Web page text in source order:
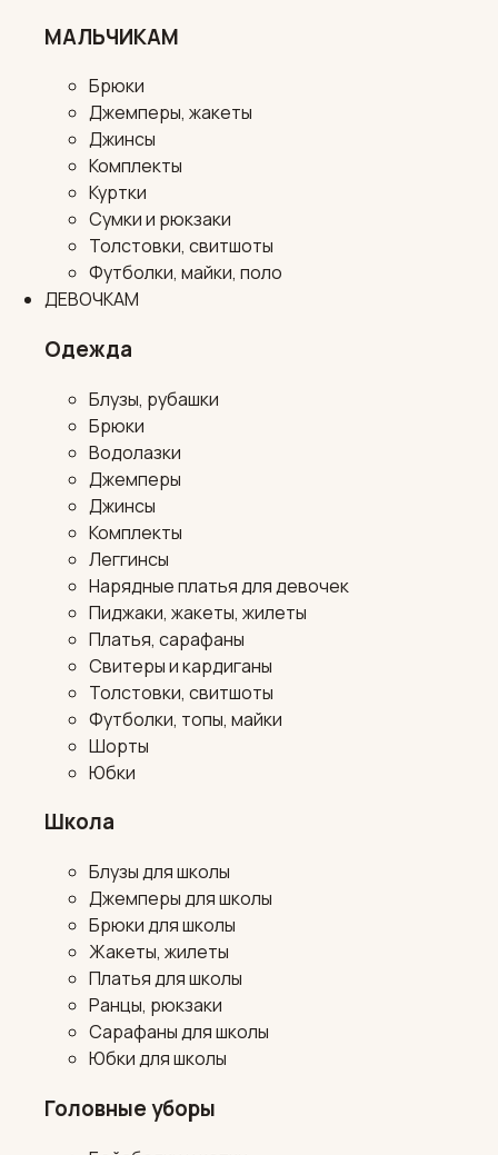
МАЛЬЧИКАМ
Брюки
Джемперы, жакеты
Джинсы
Комплекты
Куртки
Сумки и рюкзаки
Толстовки, свитшоты
Футболки, майки, поло
ДЕВОЧКАМ
Одежда
Блузы, рубашки
Брюки
Водолазки
Джемперы
Джинсы
Комплекты
Леггинсы
Нарядные платья для девочек
Пиджаки, жакеты, жилеты
Платья, сарафаны
Свитеры и кардиганы
Толстовки, свитшоты
Футболки, топы, майки
Шорты
Юбки
Школа
Блузы для школы
Джемперы для школы
Брюки для школы
Жакеты, жилеты
Платья для школы
Ранцы, рюкзаки
Сарафаны для школы
Юбки для школы
Головные уборы